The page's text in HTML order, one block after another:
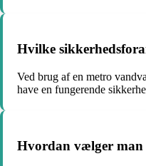
Hvilke
Ved brug af en metro
have en fungerende
Hvordan vælger man